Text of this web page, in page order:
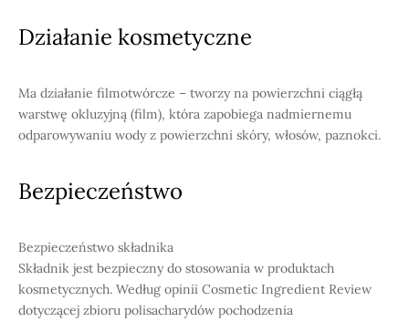
Działanie kosmetyczne
Ma działanie filmotwórcze – tworzy na powierzchni ciągłą
warstwę okluzyjną (film), która zapobiega nadmiernemu
odparowywaniu wody z powierzchni skóry, włosów, paznokci.
Bezpieczeństwo
Bezpieczeństwo składnika
Składnik jest bezpieczny do stosowania w produktach
kosmetycznych. Według opinii Cosmetic Ingredient Review
dotyczącej zbioru polisacharydów pochodzenia